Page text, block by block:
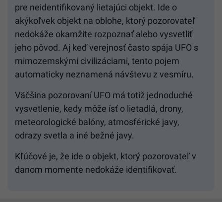
pre neidentifikovaný lietajúci objekt. Ide o
akýkoľvek objekt na oblohe, ktorý pozorovateľ
nedokáže okamžite rozpoznať alebo vysvetliť
jeho pôvod. Aj keď verejnosť často spája UFO s
mimozemskými civilizáciami, tento pojem
automaticky neznamená návštevu z vesmíru.
Väčšina pozorovaní UFO má totiž jednoduché
vysvetlenie, kedy môže ísť o lietadlá, drony,
meteorologické balóny, atmosférické javy,
odrazy svetla a iné bežné javy.
Kľúčové je, že ide o objekt, ktorý pozorovateľ v
danom momente nedokáže identifikovať.